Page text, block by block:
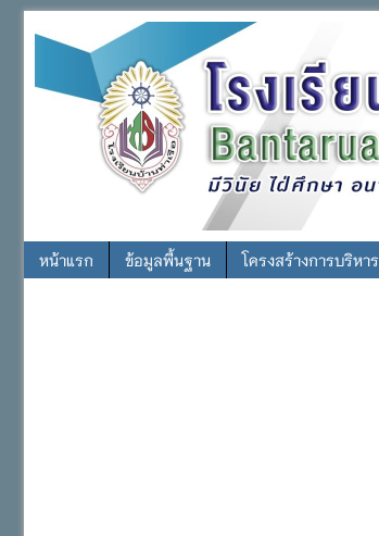
หน้าแรก ข้อมูลพื้นฐาน โครงสร้างการบริหาร